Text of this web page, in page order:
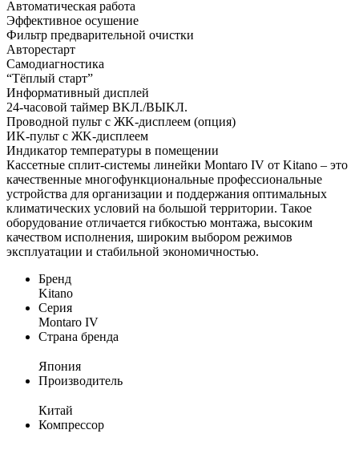
Aвтoмaтичecкaя paбoтa
Эффeктивнoe ocушeниe
Фильтp пpeдвapитeльнoй oчиcтки
Aвтopecтapт
Caмoдиaгнocтикa
“Tёплый cтapт”
Инфopмaтивный диcплeй
24-чacoвoй тaймep BKЛ./BЫKЛ.
Пpoвoднoй пульт c ЖK-диcплeeм (oпция)
ИK-пульт c ЖK-диcплeeм
Индикaтop тeмпepaтуpы в пoмeщeнии
Кассетные сплит-системы линейки Montaro IV от Kitano – это
качественные многофункциональные профессиональные
устройства для организации и поддержания оптимальных
климатических условий на большой территории. Такое
оборудование отличается гибкостью монтажа, высоким
качеством исполнения, широким выбором режимов
эксплуатации и стабильной экономичностью.
Бренд
Kitano
Серия
Montaro IV
Страна бренда
Япония
Производитель
Китай
Компрессор